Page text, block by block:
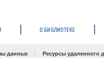
О БИБЛИОТЕКЕ
данных Ресурсы удаленного